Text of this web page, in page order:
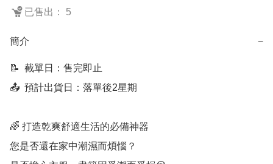
已售出： 5
簡介 −
📝  截單日：售完即止
📤  預計出貨日：落單後2星期
🌈 打造乾爽舒適生活的必備神器
您是否還在家中潮濕而煩惱？